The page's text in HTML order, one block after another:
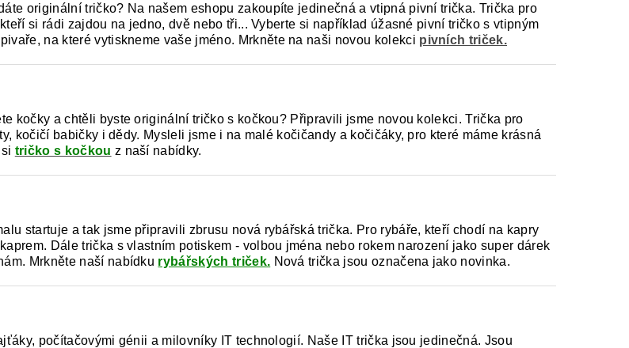
originální tričko? Na našem eshopu zakoupíte jedinečná a vtipná pivní trička. Trička pro
si rádi zajdou na jedno, dvě nebo tři... Vyberte si například úžasné pivní tričko s vtipným
na které vytiskneme vaše jméno. Mrkněte na naši novou kolekci pivních triček.
kočky a chtěli byste originální tričko s kočkou? Připravili jsme novou kolekci. Trička pro
kočičí babičky i dědy. Mysleli jsme i na malé kočičandy a kočičáky, pro které máme krásná
tričko s kočkou z naší nabídky.
startuje a tak jsme připravili zbrusu nová rybářská trička. Pro rybáře, kteří chodí na kapry
Dále trička s vlastním potiskem - volbou jména nebo rokem narození jako super dárek
Mrkněte naší nabídku rybářských triček. Nová trička jsou označena jako novinka.
počítačovými génii a milovníky IT technologií. Naše IT trička jsou jedinečná. Jsou